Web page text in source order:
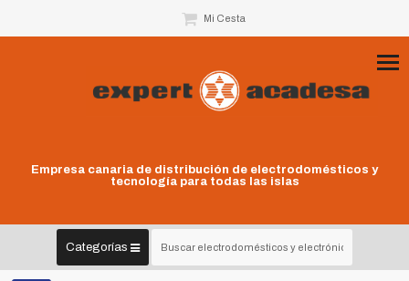
Mi Cesta
Empresa canaria de distribución de electrodomésticos y
tecnología para todas las islas
Categorías